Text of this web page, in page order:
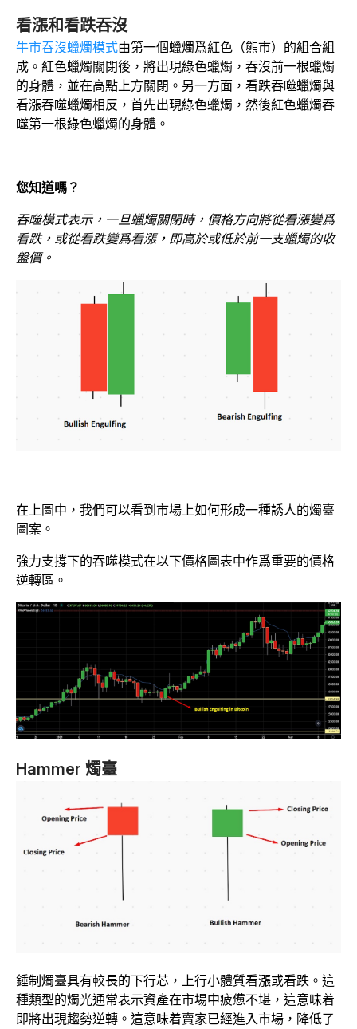
看漲和看跌吞沒
牛市吞沒蠟燭模式由第一個蠟燭爲紅色（熊市）的組合組
成。紅色蠟燭關閉後，將出現綠色蠟燭，吞沒前一根蠟燭
的身體，並在高點上方關閉。另一方面，看跌吞噬蠟燭與
看漲吞噬蠟燭相反，首先出現綠色蠟燭，然後紅色蠟燭吞
噬第一根綠色蠟燭的身體。
您知道嗎？
吞噬模式表示，一旦蠟燭關閉時，價格方向將從看漲變爲
看跌，或從看跌變爲看漲，即高於或低於前一支蠟燭的收
盤價。
在上圖中，我們可以看到市場上如何形成一種誘人的燭臺
圖案。
強力支撐下的吞噬模式在以下價格圖表中作爲重要的價格
逆轉區。
Hammer 燭臺
錘制燭臺具有較長的下行芯，上行小體質看漲或看跌。這
種類型的燭光通常表示資產在市場中疲憊不堪，這意味着
即將出現趨勢逆轉。這意味着賣家已經進入市場，降低了